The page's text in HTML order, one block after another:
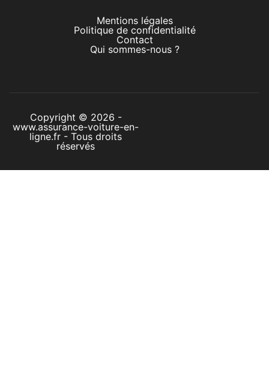
Mentions légales
Politique de confidentialité
Contact
Qui sommes-nous ?
Copyright © 2026 -
www.assurance-voiture-en-
ligne.fr - Tous droits
réservés